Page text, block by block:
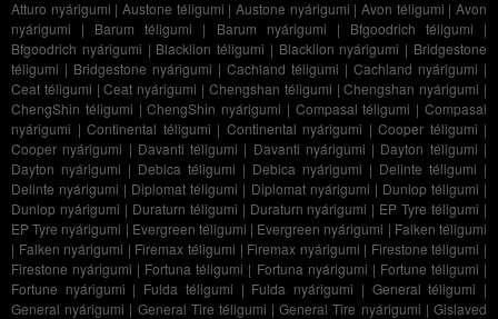
Atturo nyárigumi |Austone téligumi |Austone nyárigumi |Avon téligumi |Avon
nyárigumi | Barum téligumi | Barum nyárigumi | Bfgoodrich téligumi |
Bfgoodrich nyárigumi | Blacklion téligumi | Blacklion nyárigumi | Bridgestone
téligumi | Bridgestone nyárigumi | Cachland téligumi | Cachland nyárigumi |
Ceat téligumi |Ceat nyárigumi | Chengshan téligumi |Chengshan nyárigumi |
ChengShin téligumi |ChengShin nyárigumi | Compasal téligumi |Compasal
nyárigumi | Continental téligumi | Continental nyárigumi | Cooper téligumi |
Cooper nyárigumi | Davanti téligumi | Davanti nyárigumi | Dayton téligumi |
Dayton nyárigumi | Debica téligumi | Debica nyárigumi | Delinte téligumi |
Delinte nyárigumi | Diplomat téligumi | Diplomat nyárigumi | Dunlop téligumi |
Dunlop nyárigumi | Duraturn téligumi | Duraturn nyárigumi | EP Tyre téligumi |
EP Tyre nyárigumi | Evergreen téligumi | Evergreen nyárigumi | Falken téligumi
| Falken nyárigumi | Firemax téligumi | Firemax nyárigumi | Firestone téligumi |
Firestone nyárigumi | Fortuna téligumi | Fortuna nyárigumi | Fortune téligumi |
Fortune nyárigumi | Fulda téligumi | Fulda nyárigumi | General téligumi |
General nyárigumi | General Tire téligumi |General Tire nyárigumi |Gislaved